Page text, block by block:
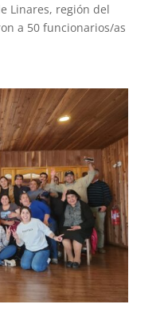
Linares, región del
a 50 funcionarios/as